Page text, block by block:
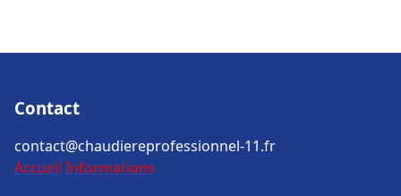
Contact
contact@chaudiereprofessionnel-11.fr
Accueil Informations